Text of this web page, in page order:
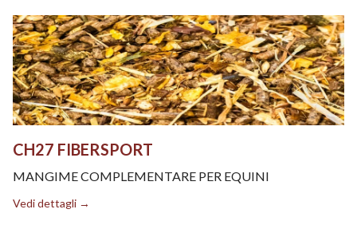
CH27 FIBERSPORT
MANGIME COMPLEMENTARE PER EQUINI
Vedi dettagli →